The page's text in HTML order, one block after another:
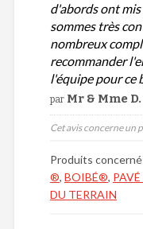
d'abords ont
sommes très
nombreux
recommander
l'équipe pour ce
par Mr & Mme
Cet avis concerne un
Produits
®, BOIBÉ®,
DU TERRAIN